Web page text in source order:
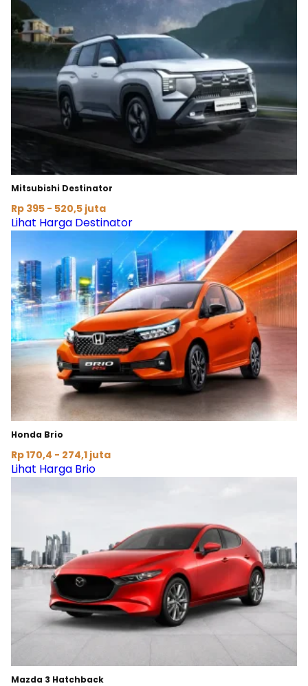
Moladin.
Mitsubishi Destinator
Rp 395 - 520,5 juta
Lihat Harga Destinator
Honda Brio
Rp 170,4 - 274,1 juta
Lihat Harga Brio
Mazda 3 Hatchback